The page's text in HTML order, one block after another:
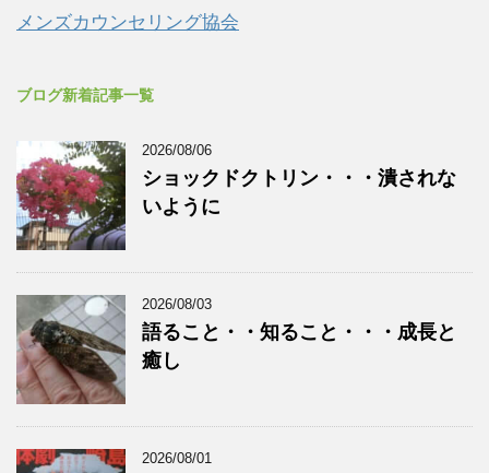
メンズカウンセリング協会
ブログ新着記事一覧
2026/08/06
ショックドクトリン・・・潰されな
いように
2026/08/03
語ること・・知ること・・・成長と
癒し
2026/08/01